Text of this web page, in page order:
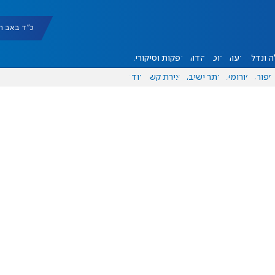
כ"ד באב תשפ"ו
ונדל"ן דעות אוכל יהדות הפקות וסיקורים
ספורט פורומים אתר ישיבה יצירת קשר עוד